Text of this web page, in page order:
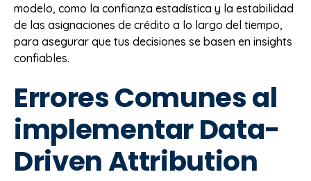
modelo, como la confianza estadística y la estabilidad
de las asignaciones de crédito a lo largo del tiempo,
para asegurar que tus decisiones se basen en insights
confiables.
Errores Comunes al
implementar Data-
Driven Attribution